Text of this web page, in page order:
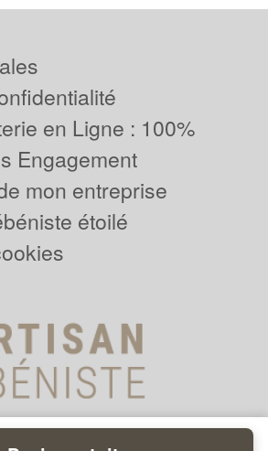
en Ligne : 100%
Engagement
mon entreprise
étoilé